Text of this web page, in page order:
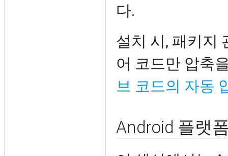
다.
설치 시, 패키지
어 코드만 압축
브 코드의 자동
Android 플랫